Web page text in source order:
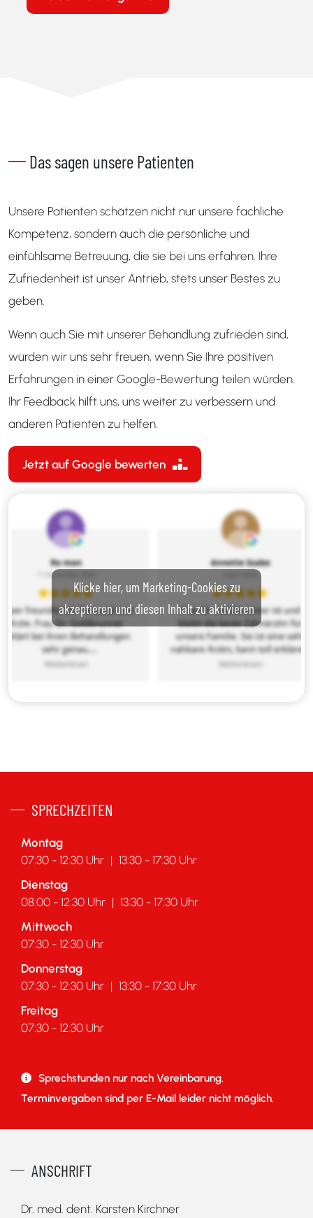
Das sagen unsere Patienten
Unsere Patienten schätzen nicht nur unsere fachliche
Kompetenz, sondern auch die persönliche und
einfühlsame Betreuung, die sie bei uns erfahren. Ihre
Zufriedenheit ist unser Antrieb, stets unser Bestes zu
geben.
Wenn auch Sie mit unserer Behandlung zufrieden sind,
würden wir uns sehr freuen, wenn Sie Ihre positiven
Erfahrungen in einer Google-Bewertung teilen würden.
Ihr Feedback hilft uns, uns weiter zu verbessern und
anderen Patienten zu helfen.
Jetzt auf Google bewerten
Klicke hier, um Marketing-Cookies zu
akzeptieren und diesen Inhalt zu aktivieren
SPRECHZEITEN
Montag
07:30 - 12:30 Uhr | 13:30 - 17:30 Uhr
Dienstag
08:00 - 12:30 Uhr | 13:30 - 17:30 Uhr
Mittwoch
07:30 - 12:30 Uhr
Donnerstag
07:30 - 12:30 Uhr | 13:30 - 17:30 Uhr
Freitag
07:30 - 12:30 Uhr
Sprechstunden nur nach Vereinbarung.
Terminvergaben sind per E-Mail leider nicht möglich.
ANSCHRIFT
Dr. med. dent. Karsten Kirchner